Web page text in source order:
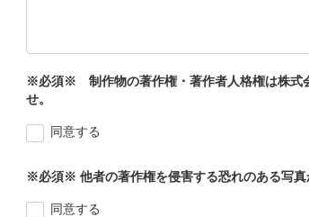
※必須※ 制作物の著作権・著作者人格権は株式
せ。
同意する
※必須※ 他者の著作権を侵害する恐れのある写真
同意する